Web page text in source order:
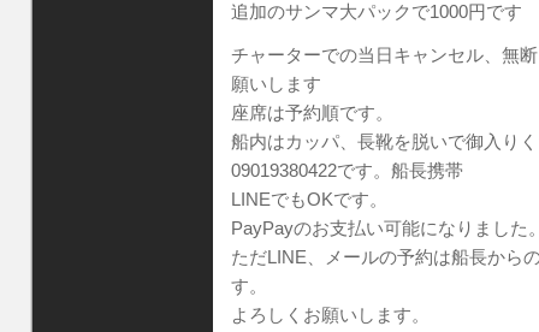
追加のサンマ大パックで1000円です
チャーターでの当日キャンセル、無
願いします
座席は予約順です。
船内はカッパ、長靴を脱いで御入り
09019380422です。船長携帯
LINEでもOKです。
PayPayのお支払い可能になりました
ただLINE、メールの予約は船長から
す。
よろしくお願いします。